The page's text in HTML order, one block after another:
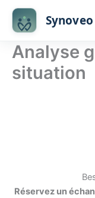
Skip
content
Synoveo
Analyse
situation
Réservez un